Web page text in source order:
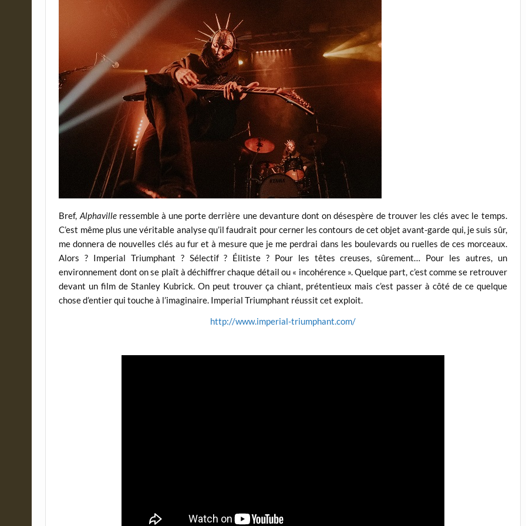
Bref, Alphavilleressemble à une porte derrière une devanture dont on désespère de trouver les clés avec le temps.
C’est même plus une véritable analyse qu’il faudrait pour cerner les contours de cet objet avant-garde qui, je suis sûr,
me donnera de nouvelles clés au fur et à mesure que je me perdrai dans les boulevards ou ruelles de ces morceaux.
Alors ? Imperial Triumphant ? Sélectif ? Élitiste ? Pour les têtes creuses, sûrement… Pour les autres, un
environnement dont on se plaît à déchiffrer chaque détail ou « incohérence ». Quelque part, c’est comme se retrouver
devant un film de Stanley Kubrick. On peut trouver ça chiant, prétentieux mais c’est passer à côté de ce quelque
chose d’entier qui touche à l’imaginaire. Imperial Triumphant réussit cet exploit.
http://www.imperial-triumphant.com/